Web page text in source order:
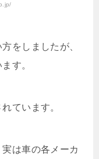
をしましたが、
す。
ています。
は車の各メーカ